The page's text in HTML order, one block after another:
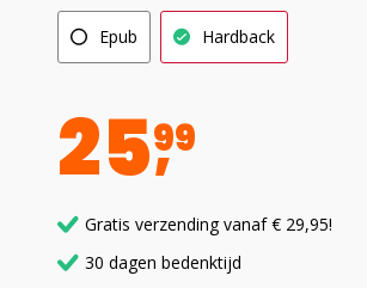
Epub Hardback
2599
Gratis verzending vanaf € 29,95!
30 dagen bedenktijd